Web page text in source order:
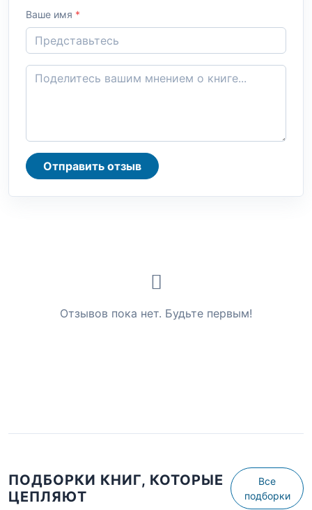
Ваше имя *
Отправить отзыв
Отзывов пока нет. Будьте первым!
ПОДБОРКИ КНИГ, КОТОРЫЕ
ЦЕПЛЯЮТ
Все
подборки